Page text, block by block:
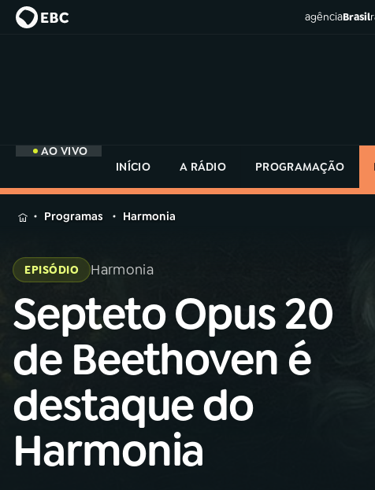
agênciaBrasil
AO VIVO
INÍCIO
A RÁDIO PROGRAMAÇÃO
MENU
Buscar
na
Rádio
MEC
Início
01 INÍCIO
02A RÁDIO
na
Rádio
Programas Harmonia
EPISÓDIO Harmonia
Septeto Opus 20
de Beethoven é
destaque do
Harmonia